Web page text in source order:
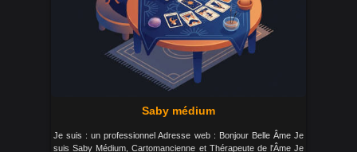
Saby médium
Je suis : un professionnel Adresse web : Bonjour Belle Âme Je
suis Saby Médium, Cartomancienne et Thérapeute de l'Âme Je